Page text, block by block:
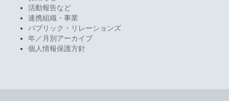
活動報告など
連携組織・事業
パブリック・リレーションズ
年／月別アーカイブ
個人情報保護方針